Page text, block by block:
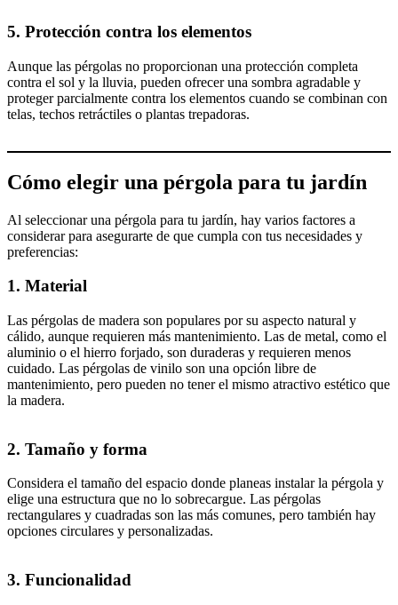
5. Protección contra los elementos
Aunque las pérgolas no proporcionan una protección completa
contra el sol y la lluvia, pueden ofrecer una sombra agradable y
proteger parcialmente contra los elementos cuando se combinan con
telas, techos retráctiles o plantas trepadoras.
Cómo elegir una pérgola para tu jardín
Al seleccionar una pérgola para tu jardín, hay varios factores a
considerar para asegurarte de que cumpla con tus necesidades y
preferencias:
1. Material
Las pérgolas de madera son populares por su aspecto natural y
cálido, aunque requieren más mantenimiento. Las de metal, como el
aluminio o el hierro forjado, son duraderas y requieren menos
cuidado. Las pérgolas de vinilo son una opción libre de
mantenimiento, pero pueden no tener el mismo atractivo estético que
la madera.
2. Tamaño y forma
Considera el tamaño del espacio donde planeas instalar la pérgola y
elige una estructura que no lo sobrecargue. Las pérgolas
rectangulares y cuadradas son las más comunes, pero también hay
opciones circulares y personalizadas.
3. Funcionalidad